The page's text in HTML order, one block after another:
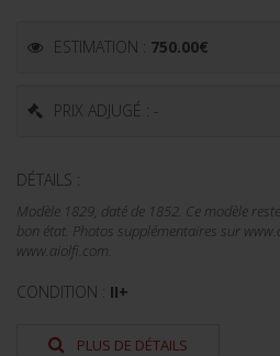
ESTIMATION : 750.00€
PRIX ADJUGÉ : -
DÉTAILS :
Modèle 1829, daté de 1852. Ce modèle
bon état. Photos supplémentaires sur
www.aiolfi.com.
CONDITION : II+
PLUS DE DÉTAILS